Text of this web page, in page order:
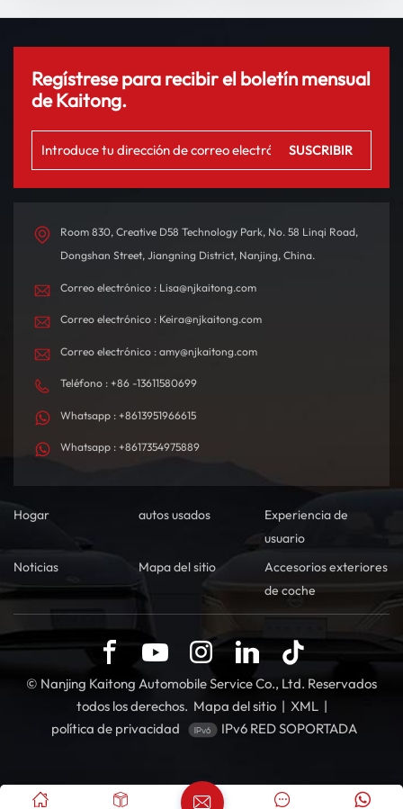
Regístrese para recibir el boletín mensual
de Kaitong.
Room 830, Creative D58 Technology Park, No. 58 Linqi Road,
Dongshan Street, Jiangning District, Nanjing, China.
Correo electrónico : Lisa@njkaitong.com
Correo electrónico : Keira@njkaitong.com
Correo electrónico : amy@njkaitong.com
Teléfono : +86 -13611580699
Whatsapp : +8613951966615
Whatsapp : +8617354975889
Hogar autos usados
Experiencia de
usuario
Noticias
Mapa del sitio
Accesorios exteriores
de coche
© Nanjing Kaitong Automobile Service Co., Ltd. Reservados
todos los derechos. Mapa del sitio | XML |
política de privacidad
IPv6 RED SOPORTADA